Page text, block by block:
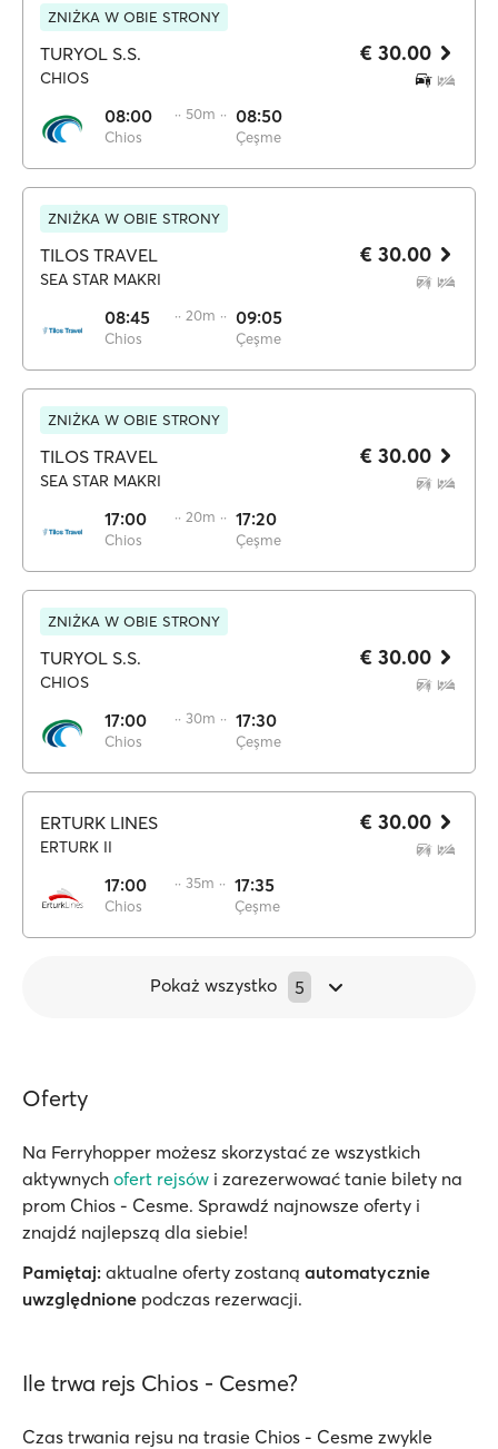
ZNIŻKA W OBIE STRONY
TURYOL S.S.
CHIOS
08:00
Chios
·· 50m ·· 08:50
Çeşme
€ 30.00
ZNIŻKA W OBIE STRONY
TILOS TRAVEL
SEA STAR MAKRI
08:45
Chios
·· 20m ·· 09:05
Çeşme
€ 30.00
ZNIŻKA W OBIE STRONY
TILOS TRAVEL
SEA STAR MAKRI
17:00
Chios
·· 20m ·· 17:20
Çeşme
€ 30.00
ZNIŻKA W OBIE STRONY
TURYOL S.S.
CHIOS
17:00
Chios
·· 30m ·· 17:30
Çeşme
€ 30.00
ERTURK LINES
ERTURK II
17:00
Chios
·· 35m ·· 17:35
Çeşme
€ 30.00
Pokaż wszystko 5
Oferty
Na Ferryhopper możesz skorzystać ze wszystkich
aktywnych ofert rejsów i zarezerwować tanie bilety na
prom Chios - Cesme. Sprawdź najnowsze oferty i
znajdź najlepszą dla siebie!
Pamiętaj: aktualne oferty zostaną automatycznie
uwzględnione podczas rezerwacji.
Ile trwa rejs Chios - Cesme?
Czas trwania rejsu na trasie Chios - Cesme zwykle